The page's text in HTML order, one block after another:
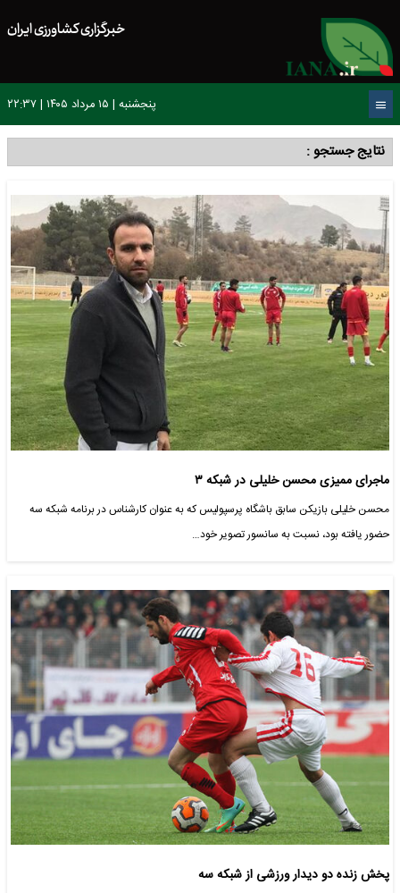
خبرگزاری کشاورزی ایران
پنجشنبه | ۱۵ مرداد ۱۴۰۵ | ۲۲:۳۷
نتایج جستجو :
ماجرای ممیزی محسن خلیلی در شبکه ۳
محسن خلیلی بازیکن سابق باشگاه پرسپولیس که به عنوان کارشناس در برنامه شبکه سه
حضور یافته بود، نسبت به سانسور تصویر خود…
پخش زنده دو دیدار ورزشی از شبکه سه